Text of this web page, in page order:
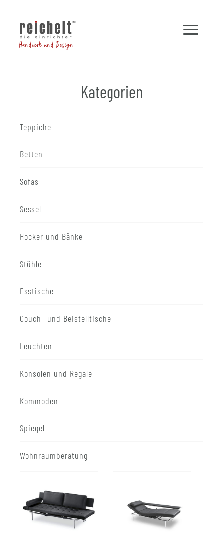
Handwerk und Design
Kategorien
Teppiche
Betten
Sofas
Sessel
Hocker und Bänke
Stühle
Esstische
Couch- und Beistelltische
Leuchten
Konsolen und Regale
Kommoden
Spiegel
Wohnraumberatung